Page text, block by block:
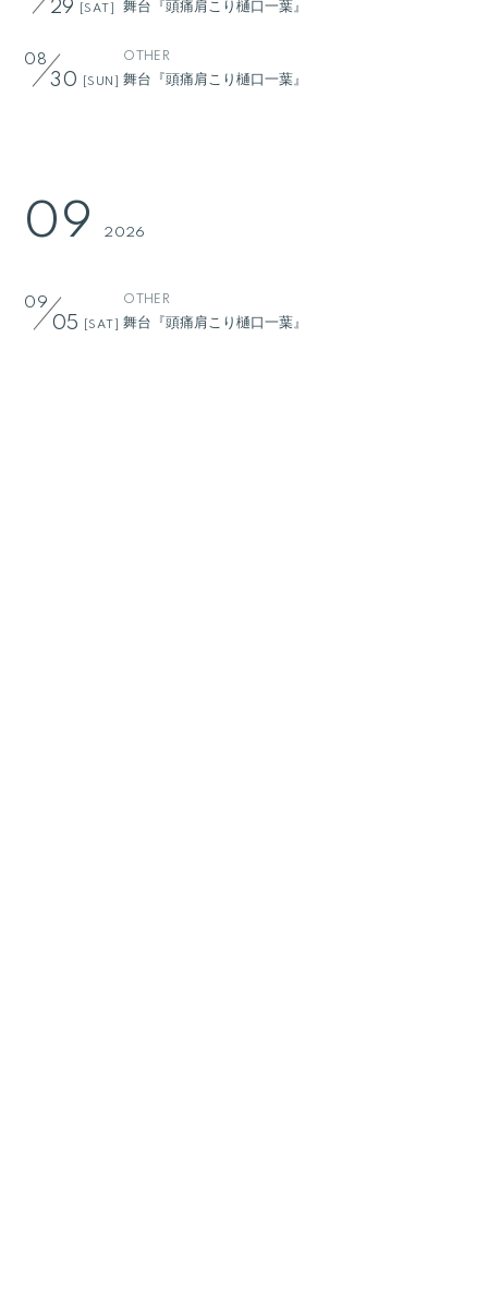
29 [SAT] 舞台『頭痛肩こり樋口一葉』
08
30 [SUN]
OTHER
舞台『頭痛肩こり樋口一葉』
09 2026
09
05 [SAT]
OTHER
舞台『頭痛肩こり樋口一葉』